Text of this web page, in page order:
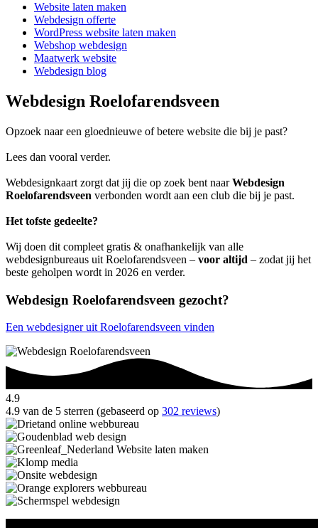
Website laten maken
Webdesign offerte
WordPress website laten maken
Webshop webdesign
Maatwerk website
Webdesign blog
Webdesign Roelofarendsveen
Opzoek naar een gloednieuwe of betere website die bij je past?
Lees dan vooral verder.
Webdesignkaart zorgt dat jij die op zoek bent naarWebdesign
Roelofarendsveen verbonden wordt aan een club die bij je past.
Het tofste gedeelte?
Wij doen dit compleet gratis & onafhankelijk van alle
webdesignbureaus uit Roelofarendsveen – voor altijd – zodat jij het
beste geholpen wordt in 2026 en verder.
Webdesign Roelofarendsveen gezocht?
Een webdesigner uit Roelofarendsveen vinden
4.9
4.9 van de 5 sterren (gebaseerd op 302 reviews)